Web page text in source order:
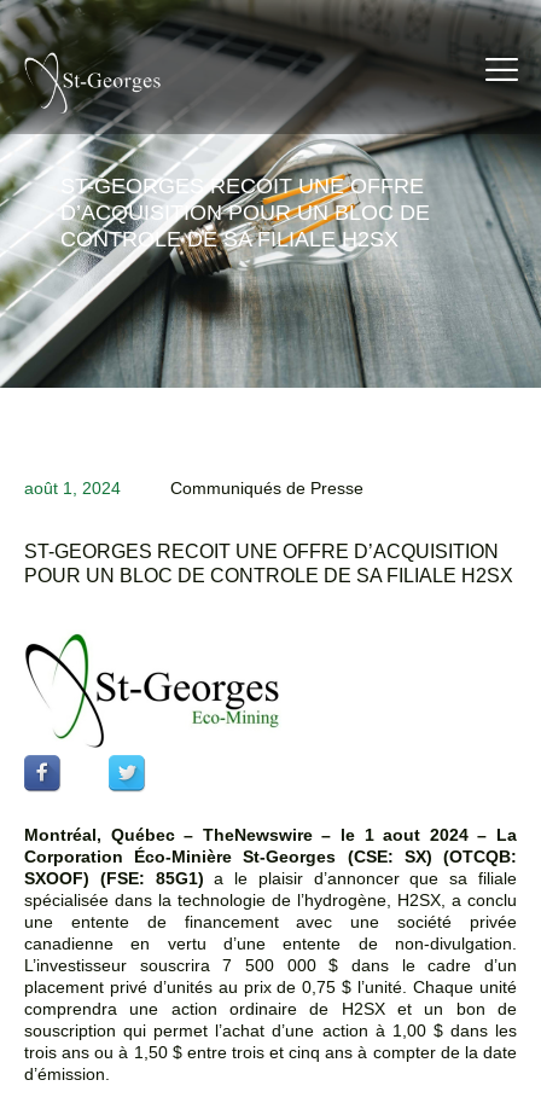
ST-GEORGES RECOIT UNE OFFRE
D’ACQUISITION POUR UN BLOC DE
CONTROLE DE SA FILIALE H2SX
août 1, 2024 Communiqués de Presse
ST-GEORGES RECOIT UNE OFFRE D’ACQUISITION
POUR UN BLOC DE CONTROLE DE SA FILIALE H2SX
Montréal, Québec – TheNewswire – le 1 aout 2024 – La
Corporation Éco-Minière St-Georges (CSE: SX) (OTCQB:
SXOOF) (FSE: 85G1)a le plaisir d’annoncer que sa filiale
spécialisée dans la technologie de l’hydrogène, H2SX, a conclu
une entente de financement avec une société privée
canadienne en vertu d’une entente de non-divulgation.
L’investisseur souscrira 7 500 000 $ dans le cadre d’un
placement privé d’unités au prix de 0,75 $ l’unité. Chaque unité
comprendra une action ordinaire de H2SX et un bon de
souscription qui permet l’achat d’une action à 1,00 $ dans les
trois ans ou à 1,50 $ entre trois et cinq ans à compter de la date
d’émission.